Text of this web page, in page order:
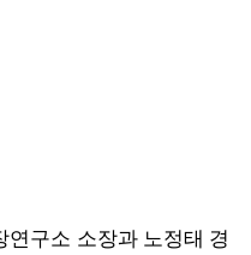
구소 소장과 노정태 경